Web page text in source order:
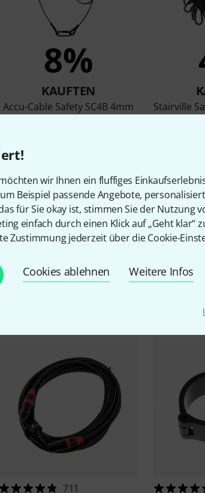
wir Ihnen ein fluffiges
Beispiel passende Angebote,
für Sie okay ist, stimmen Sie der Nutzung
einfach durch einen Klick auf „Geht klar“
Zustimmung jederzeit über die Cookie-
Cookies ablehnen Weitere Infos
8%
KAUFTEN
Accu-Cable Safety SC4B 4mm
Stairville
Vergleichen
& passende Artikel
711